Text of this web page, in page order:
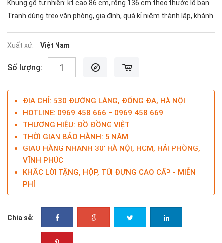
Khung gỗ tự nhiên: kt cao 86 cm, rộng 136 cm theo thước lỗ ban
Tranh dùng treo văn phòng, gia đình, quà kỉ niệm thành lập, khánh
Xuất xứ: Việt Nam
Số lượng:
ĐỊA CHỈ: 530 ĐƯỜNG LÁNG, ĐỐNG ĐA, HÀ NỘI
HOTLINE: 0969 458 666 – 0969 458 669
THƯƠNG HIỆU: ĐỒ ĐỒNG VIỆT
THỜI GIAN BẢO HÀNH: 5 NĂM
GIAO HÀNG NHANH 30' HÀ NỘI, HCM, HẢI PHÒNG,
VĨNH PHÚC
KHẮC LỜI TẶNG, HỘP, TÚI ĐỰNG CAO CẤP - MIỄN
PHÍ
Chia sẻ: